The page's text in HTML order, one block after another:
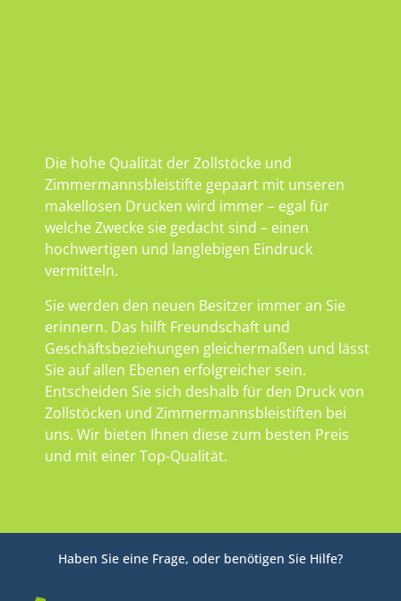
Die hohe Qualität der Zollstöcke und
Zimmermannsbleistifte gepaart mit unseren
makellosen Drucken wird immer – egal für
welche Zwecke sie gedacht sind – einen
hochwertigen und langlebigen Eindruck
vermitteln.
Sie werden den neuen Besitzer immer an Sie
erinnern. Das hilft Freundschaft und
Geschäftsbeziehungen gleichermaßen und lässt
Sie auf allen Ebenen erfolgreicher sein.
Entscheiden Sie sich deshalb für den Druck von
Zollstöcken und Zimmermannsbleistiften bei
uns. Wir bieten Ihnen diese zum besten Preis
und mit einer Top-Qualität.
Haben Sie eine Frage, oder benötigen Sie Hilfe?